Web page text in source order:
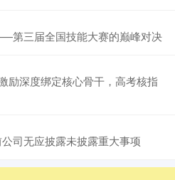
第三届全国技能大赛的巅峰对决
励深度绑定核心骨干，高考核指
司无应披露未披露重大事项